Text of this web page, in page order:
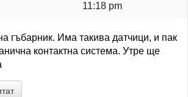
11:18 pm
гъбарник. Има такива датчици, и пак
контактна система. Утре ще